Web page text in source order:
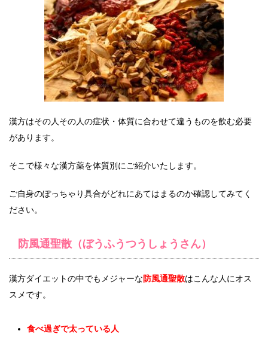
漢方はその人その人の症状・体質に合わせて違うものを飲む必要
があります。
そこで様々な漢方薬を体質別にご紹介いたします。
ご自身のぽっちゃり具合がどれにあてはまるのか確認してみてく
ださい。
防風通聖散（ぼうふうつうしょうさん）
漢方ダイエットの中でもメジャーな防風通聖散はこんな人にオス
スメです。
食べ過ぎで太っている人